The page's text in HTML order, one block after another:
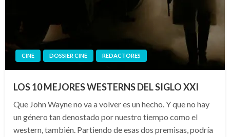
CINE DOSSIER CINE REDACTORES
LOS 10 MEJORES WESTERNS DEL SIGLO XXI
Que John Wayne no va a volver es un hecho. Y que no hay
un género tan denostado por nuestro tiempo como el
western, también. Partiendo de esas dos premisas, podría